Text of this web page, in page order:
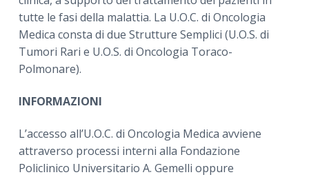
tutte le fasi della malattia. La U.O.C. di Oncologia
Medica consta di due Strutture Semplici (U.O.S. di
Tumori Rari e U.O.S. di Oncologia Toraco-
Polmonare).
INFORMAZIONI
L’accesso all’U.O.C. di Oncologia Medica avviene
attraverso processi interni alla Fondazione
Policlinico Universitario A. Gemelli oppure